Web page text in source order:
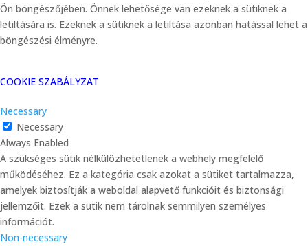
Ön böngészőjében. Önnek lehetősége van ezeknek a sütiknek a
letiltására is. Ezeknek a sütiknek a letiltása azonban hatással lehet a
böngészési élményre.
COOKIE SZABÁLYZAT
Necessary
Necessary
Always Enabled
A szükséges sütik nélkülözhetetlenek a webhely megfelelő
működéséhez. Ez a kategória csak azokat a sütiket tartalmazza,
amelyek biztosítják a weboldal alapvető funkcióit és biztonsági
jellemzőit. Ezek a sütik nem tárolnak semmilyen személyes
információt.
Non-necessary